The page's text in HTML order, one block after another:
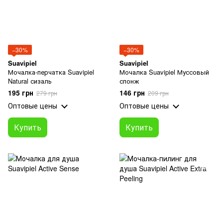
−30%
Suavipiel
Мочалка-перчатка Suavipiel
Natural сизаль
195 грн 279 грн
Оптовые цены
Купить
−30%
Suavipiel
Мочалка Suavipiel Муссовый
спонж
146 грн 209 грн
Оптовые цены
Купить